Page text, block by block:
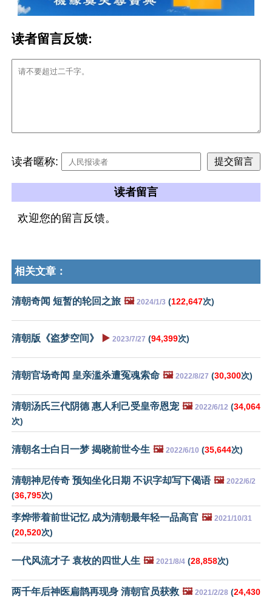
读者留言反馈:
读者暱称:
读者留言
欢迎您的留言反馈。
相关文章：
清朝奇闻 短暂的轮回之旅 🖼️ 2024/1/3 (122,647次)
清朝版《盗梦空间》 ▶️ 2023/7/27 (94,399次)
清朝官场奇闻 皇亲滥杀遭冤魂索命 🖼️ 2022/8/27 (30,300次)
清朝汤氏三代阴德 惠人利己受皇帝恩宠 🖼️ 2022/6/12 (34,064
次)
清朝名士白日一梦 揭晓前世今生 🖼️ 2022/6/10 (35,644次)
清朝神尼传奇 预知坐化日期 不识字却写下偈语 🖼️ 2022/6/2
(36,795次)
李烨带着前世记忆 成为清朝最年轻一品高官 🖼️ 2021/10/31
(20,520次)
一代风流才子 袁枚的四世人生 🖼️ 2021/8/4 (28,858次)
两千年后神医扁鹊再现身 清朝官员获救 🖼️ 2021/2/28 (24,430